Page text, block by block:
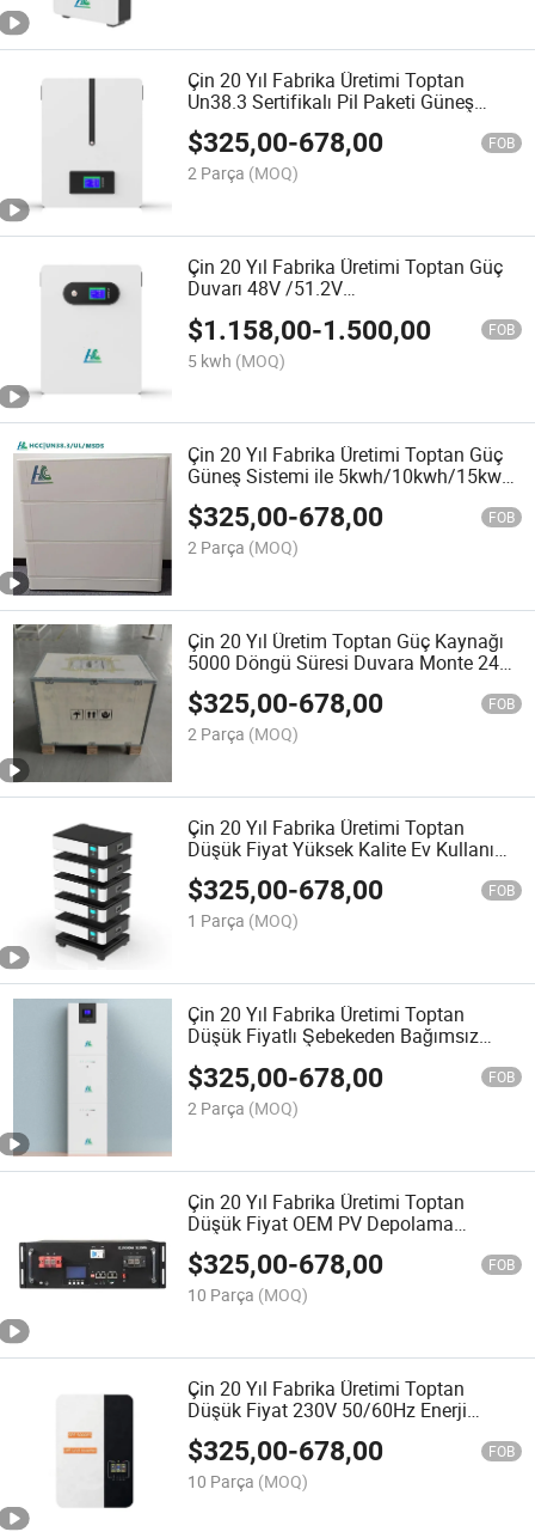
Çin 20 Yıl Fabrika Üretimi Toptan
Un38.3 Sertifikalı Pil Paketi Güneş
Enerjisi Depolama Ev Gücü Duvarı
Lityum İyon Pil
$325,00-678,00 FOB
2 Parça (MOQ)
Çin 20 Yıl Fabrika Üretimi Toptan Güç
Duvarı 48V /51.2V
LiFePO4 Pil Lityum-Ion Pil Lityum
Hücre Güneş Pili
$1.158,00-1.500,00 FOB
5 kwh (MOQ)
Çin 20 Yıl Fabrika Üretimi Toptan Güç
Güneş Sistemi ile 5kwh/10kwh/15kwh
LiFePO4 Pil Güneş Enerjisi Depolama
İstasyonu Hepsi Bir Arada Güç Pili
$325,00-678,00 FOB
2 Parça (MOQ)
Çin 20 Yıl Üretim Toptan Güç Kaynağı
5000 Döngü Süresi Duvara Monte 24V
48V 100ah 150ah 200ah Ess PV
Batarya
$325,00-678,00 FOB
2 Parça (MOQ)
Çin 20 Yıl Fabrika Üretimi Toptan
Düşük Fiyat Yüksek Kalite Ev Kullanımı
Fotovoltaik Saf Sinüs Dalga Güneş
Enerjisi Jeneratörü Klima için
$325,00-678,00 FOB
1 Parça (MOQ)
Çin 20 Yıl Fabrika Üretimi Toptan
Düşük Fiyatlı Şebekeden Bağımsız
LiFePO4 Pil Güneş Enerjisi Jeneratörü
ile Ev Enerji Depolama
$325,00-678,00 FOB
2 Parça (MOQ)
Çin 20 Yıl Fabrika Üretimi Toptan
Düşük Fiyat OEM PV Depolama
LiFePO4 51.2V 100ah Kabin Sistemi Ev
Güneş Pili
$325,00-678,00 FOB
10 Parça (MOQ)
Çin 20 Yıl Fabrika Üretimi Toptan
Düşük Fiyat 230V 50/60Hz Enerji
Depolama güneş Sistemi PV Pil Paketi
ile MSDS, UL38.3 İnverter
$325,00-678,00 FOB
10 Parça (MOQ)